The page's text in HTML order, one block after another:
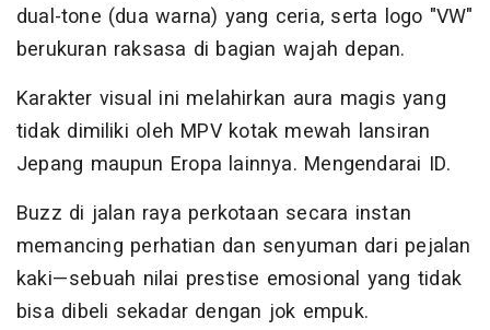
dual-tone (dua warna) yang ceria, serta logo "VW"
berukuran raksasa di bagian wajah depan.
Karakter visual ini melahirkan aura magis yang
tidak dimiliki oleh MPV kotak mewah lansiran
Jepang maupun Eropa lainnya. Mengendarai ID.
Buzz di jalan raya perkotaan secara instan
memancing perhatian dan senyuman dari pejalan
kaki—sebuah nilai prestise emosional yang tidak
bisa dibeli sekadar dengan jok empuk.